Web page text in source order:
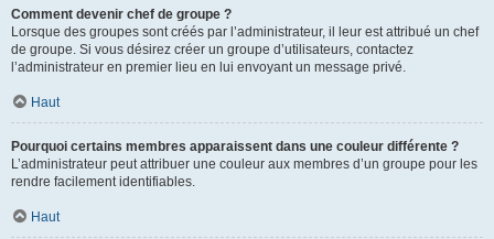
Comment devenir chef de groupe ?
Lorsque des groupes sont créés par l’administrateur, il leur est attribué un chef
de groupe. Si vous désirez créer un groupe d’utilisateurs, contactez
l’administrateur en premier lieu en lui envoyant un message privé.
Haut
Pourquoi certains membres apparaissent dans une couleur différente ?
L’administrateur peut attribuer une couleur aux membres d’un groupe pour les
rendre facilement identifiables.
Haut